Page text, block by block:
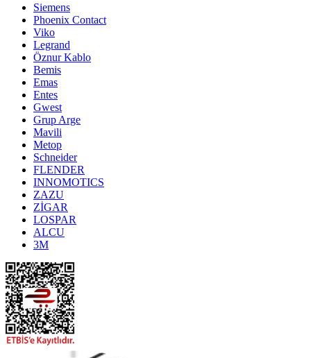
Siemens
Phoenix Contact
Viko
Legrand
Öznur Kablo
Bemis
Emas
Entes
Gwest
Grup Arge
Mavili
Metop
Schneider
FLENDER
INNOMOTICS
ZAZU
ZİGAR
LOSPAR
ALCU
3M